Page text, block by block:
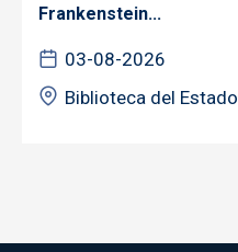
Frankenstein...
03-08-2026
Biblioteca del